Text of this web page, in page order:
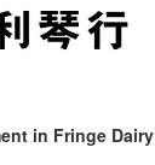
in Fringe Dairy